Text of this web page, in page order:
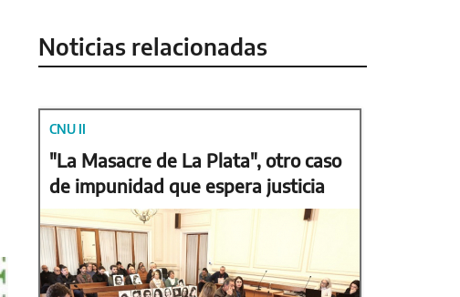
Noticias relacionadas
CNU II
"La Masacre de La Plata", otro caso
de impunidad que espera justicia